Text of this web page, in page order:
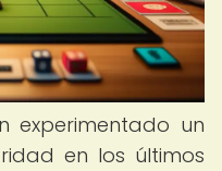
experimentado un
en los últimos